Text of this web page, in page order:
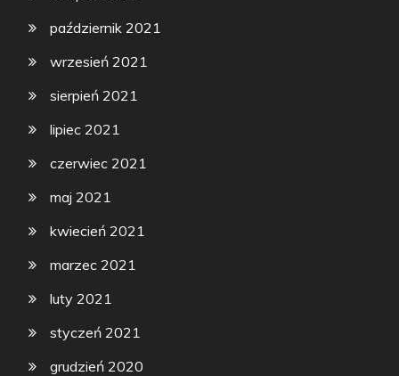
październik 2021
wrzesień 2021
sierpień 2021
lipiec 2021
czerwiec 2021
maj 2021
kwiecień 2021
marzec 2021
luty 2021
styczeń 2021
grudzień 2020